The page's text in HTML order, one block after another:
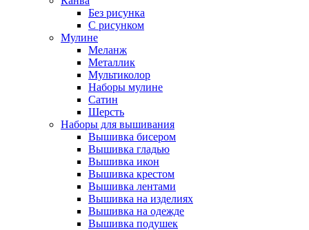
Без рисунка
С рисунком
Мулине
Меланж
Металлик
Мультиколор
Наборы мулине
Сатин
Шерсть
Наборы для вышивания
Вышивка бисером
Вышивка гладью
Вышивка икон
Вышивка крестом
Вышивка лентами
Вышивка на изделиях
Вышивка на одежде
Вышивка подушек